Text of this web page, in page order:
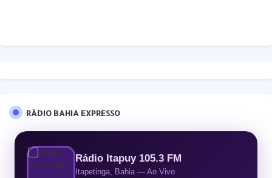
RÁDIO BAHIA EXPRESSO
Rádio Itapuy 105.3 FM
Itapetinga, Bahia — Ao Vivo